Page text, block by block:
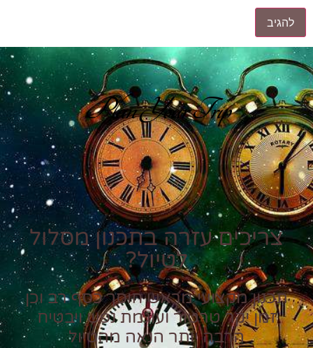
Plan Your Trip
צריכים עזרה בתכנון מסלול
לטיול?
תכנון מקצועי מראש חוסך כסף רב וכן
זמן יקר טרטור ועוגמת נפש ויבטיח
הרבה יותר הנאה מהטיול